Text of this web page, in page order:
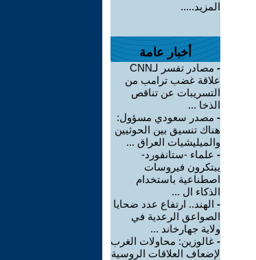
المزيد.....
أخبار عامة
-
مصادر تفسر لـCNN
علاقة غضب ترامب من
التسريبات عن تناقص
الذخا ...
- مصدر سعودي مسؤول:
هناك تنسيق بين الحوثيين
والميليشيات العراق ...
- علماء -ستانفورد-
يبتكرون فيروسات
اصطناعية باستخدام
الذكاء ال ...
- الهند.. ارتفاع عدد ضحايا
الصواعق الرعدية في
ولاية جهارخاند ...
- غالوزين: محاولات الغرب
لإضعاف العلاقات الروسية